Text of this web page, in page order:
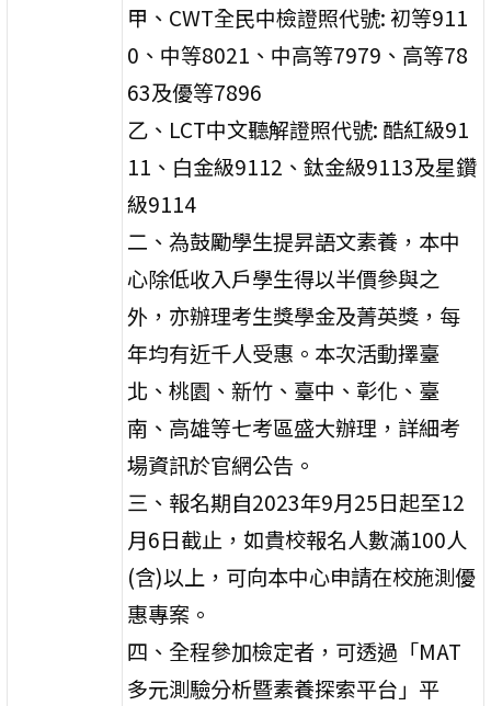
甲、CWT全民中檢證照代號: 初等911
0、中等8021、中高等7979、高等78
63及優等7896
乙、LCT中文聽解證照代號: 酷紅級91
11、白金級9112、鈦金級9113及星鑽
級9114
二、為鼓勵學生提昇語文素養，本中
心除低收入戶學生得以半價參與之
外，亦辦理考生獎學金及菁英獎，每
年均有近千人受惠。本次活動擇臺
北、桃園、新竹、臺中、彰化、臺
南、高雄等七考區盛大辦理，詳細考
場資訊於官網公告。
三、報名期自2023年9月25日起至12
月6日截止，如貴校報名人數滿100人
(含)以上，可向本中心申請在校施測優
惠專案。
四、全程參加檢定者，可透過「MAT
多元測驗分析暨素養探索平台」平